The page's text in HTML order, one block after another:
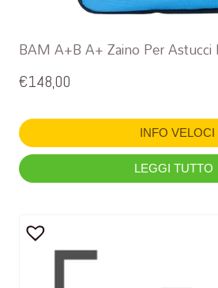
BAM A+B A+ Zaino Per
€148,00
INFO VELOCI
LEGGI TUTTO